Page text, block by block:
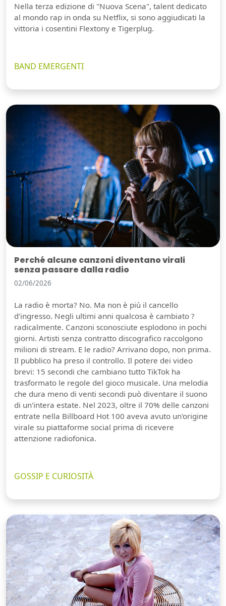
Nella terza edizione di "Nuova Scena", talent dedicato
al mondo rap in onda su Netflix, si sono aggiudicati la
vittoria i cosentini Flextony e Tigerplug.
BAND EMERGENTI
Perché alcune canzoni diventano virali
senza passare dalla radio
02/06/2026
La radio è morta? No. Ma non è più il cancello
d'ingresso. Negli ultimi anni qualcosa è cambiato ?
radicalmente. Canzoni sconosciute esplodono in pochi
giorni. Artisti senza contratto discografico raccolgono
milioni di stream. E le radio? Arrivano dopo, non prima.
Il pubblico ha preso il controllo. Il potere dei video
brevi: 15 secondi che cambiano tutto TikTok ha
trasformato le regole del gioco musicale. Una melodia
che dura meno di venti secondi può diventare il suono
di un'intera estate. Nel 2023, oltre il 70% delle canzoni
entrate nella Billboard Hot 100 aveva avuto un'origine
virale su piattaforme social prima di ricevere
attenzione radiofonica.
GOSSIP E CURIOSITÀ